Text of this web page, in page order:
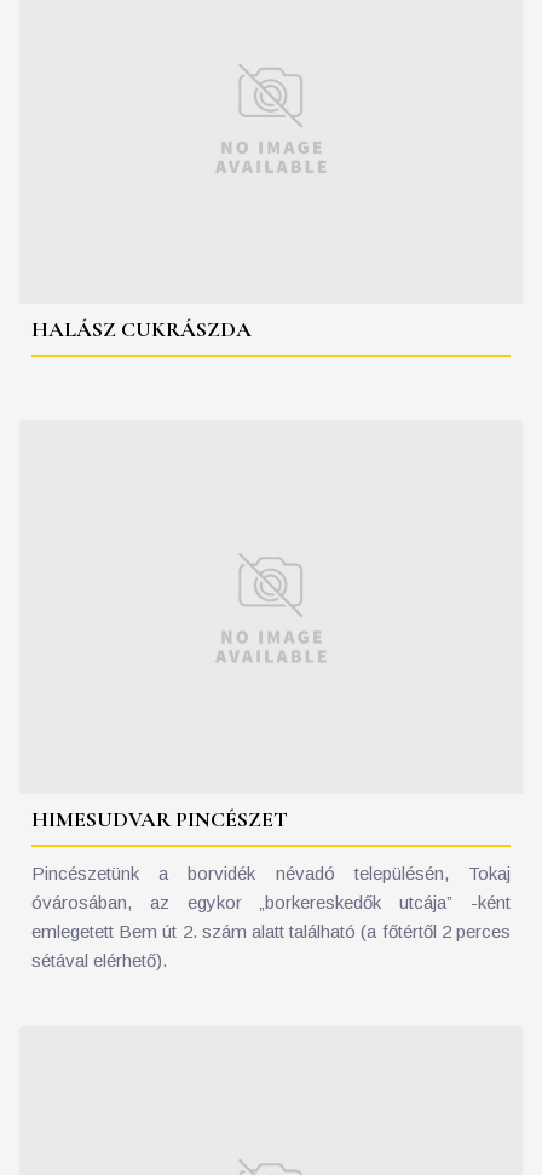
HALÁSZ CUKRÁSZDA
HIMESUDVAR PINCÉSZET
Pincészetünk a borvidék névadó településén, Tokaj
óvárosában, az egykor „borkereskedők utcája” -ként
emlegetett Bem út 2. szám alatt található (a főtértől 2 perces
sétával elérhető).